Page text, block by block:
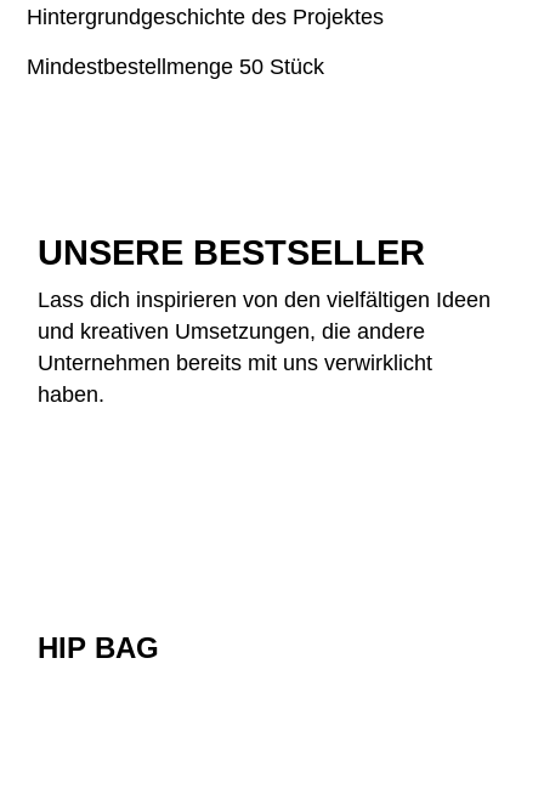
Hintergrundgeschichte des Projektes
Mindestbestellmenge 50 Stück
UNSERE BESTSELLER
Lass dich inspirieren von den vielfältigen Ideen
und kreativen Umsetzungen, die andere
Unternehmen bereits mit uns verwirklicht
haben.
HIP BAG